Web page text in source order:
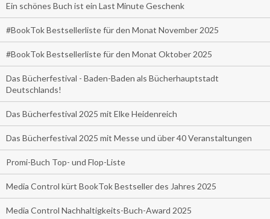
Ein schönes Buch ist ein Last Minute Geschenk
#BookTok Bestsellerliste für den Monat November 2025
#BookTok Bestsellerliste für den Monat Oktober 2025
Das Bücherfestival - Baden-Baden als Bücherhauptstadt
Deutschlands!
Das Bücherfestival 2025 mit Elke Heidenreich
Das Bücherfestival 2025 mit Messe und über 40 Veranstaltungen
Promi-Buch Top- und Flop-Liste
Media Control kürt BookTok Bestseller des Jahres 2025
Media Control Nachhaltigkeits-Buch-Award 2025